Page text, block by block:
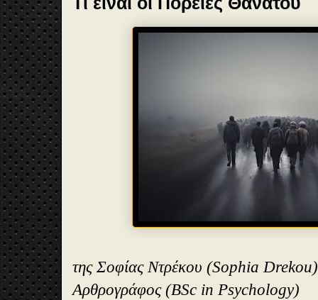
της Σοφίας Ντρέκου (Sophia Drekou)
Αρθρογράφος (BSc in Psychology)